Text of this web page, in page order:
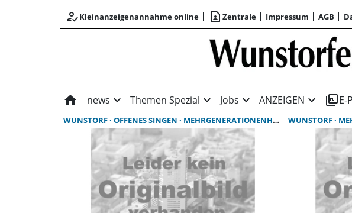
how_to_regKleinanzeigenannahme online contact_page Zentrale Impressum AGB
home news expand_more Themen Spezial expand_more Jobs expand_more ANZEIGEN expand_more picture_as_pdfE-
WUNSTORF OFFENES SINGEN MEHRGENERATIONENHAUS WUNSTORF